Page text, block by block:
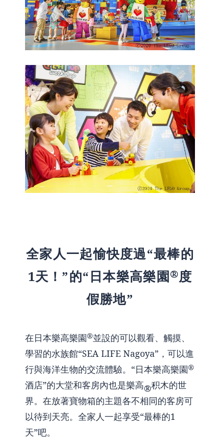
全家人一起愉快度過“最棒的
1天！”的“日本樂高樂園®度
假勝地”
在日本樂高樂園®並設的可以觀看、觸摸、
學習的水族館“SEA LIFE Nagoya”，可以進
行與海洋生物的交流體驗。“日本樂高樂園®
酒店”的大堂和客房內也是樂高®积木的世
界。在放著寶物箱的主題各不相同的客房可
以待到天亮。全家人一起享受“最棒的1
天”吧。